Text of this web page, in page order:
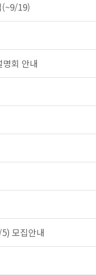
19)
회 안내
모집안내